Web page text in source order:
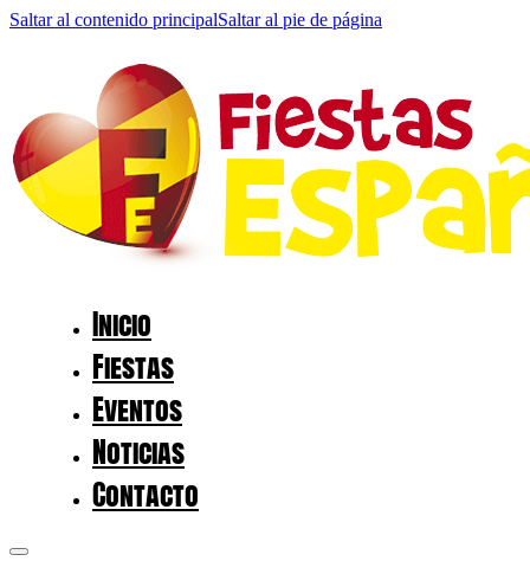
Saltar al contenido principalSaltar al pie de página
Inicio
Fiestas
Eventos
Noticias
Contacto